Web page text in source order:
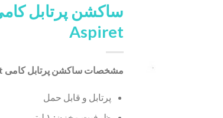
ساکشن پرتابل
Aspiret
مشخصات ساکشن پرتابل کامی Aspiret:
پرتابل و قابل حمل